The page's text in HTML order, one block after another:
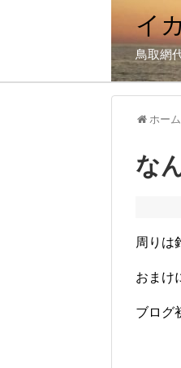
イ
鳥取網
ホーム
な
周りは
おまけ
ブログ